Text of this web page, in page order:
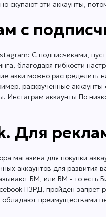
эти аккаунты,
с
С подписчиками,
благодаря гибкости
акки можно
раскрученные
Инстаграм аккаунты По
Для
магазина для покупки
аккаунтов для
БМ, или BM - то
ПЗРД, пройден
преимуществами